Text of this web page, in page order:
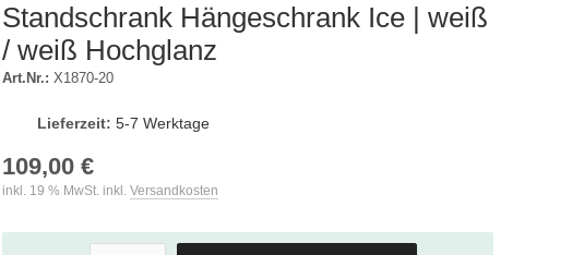
Standschrank Hängeschrank Ice | weiß
/ weiß Hochglanz
Art.Nr.: X1870-20
Lieferzeit: 5-7 Werktage
109,00 €
inkl. 19 % MwSt. inkl. Versandkosten